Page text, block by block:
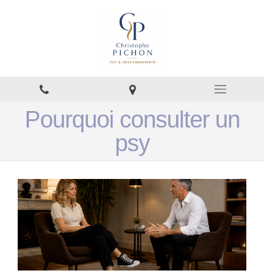
Pourquoi consulter un
psy